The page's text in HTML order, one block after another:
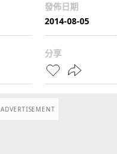
發佈日期
2014-08-05
分享
ADVERTISEMENT